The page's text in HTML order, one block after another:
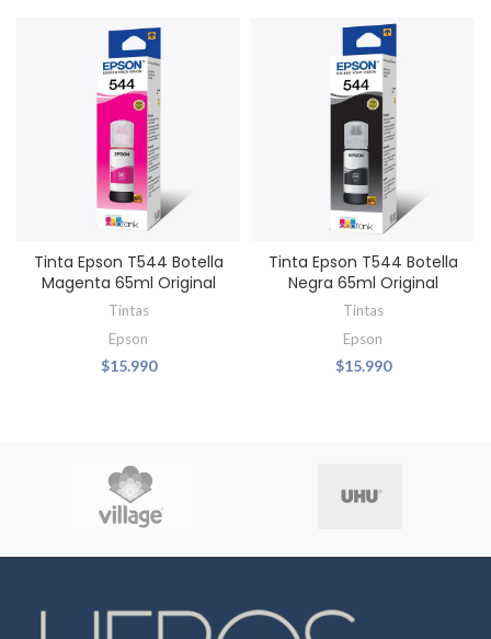
Tinta Epson T544 Botella
Magenta 65ml Original
Tintas
Epson
$15.990
Tinta Epson T544 Botella
Negra 65ml Original
Tintas
Epson
$15.990